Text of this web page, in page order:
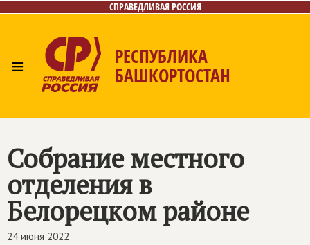
СПРАВЕДЛИВАЯ РОССИЯ
≡ РЕСПУБЛИКА
БАШКОРТОСТАН
Собрание местного
отделения в
Белорецком районе
24 июня 2022